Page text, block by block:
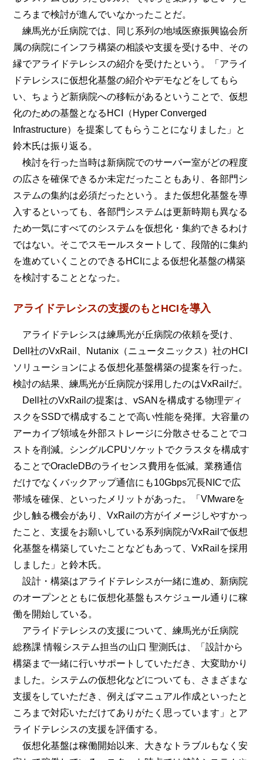
ころまで検討が進んでいなかったことだ。
練馬光が丘病院では、同じ系列の地域医療振興協会所
属の病院にインフラ構築の相談や支援を受ける中、その
縁でアライドテレシスの紹介を受けたという。「アライ
ドテレシスに仮想化基盤の紹介やデモなどをしてもら
い、ちょうど新病院への移転があるということで、仮想
化のための基盤となるHCI（Hyper Converged
Infrastructure）を提案してもらうことになりました」と
鈴木氏は振り返る。
検討を行った当時は新病院でのサーバー室がどの程度
の広さを確保できるか未定だったこともあり、各部門シ
ステムの集約は必須だったという。また仮想化基盤を導
入するといっても、各部門システムは更新時期も異なる
ため一気にすべてのシステムを仮想化・集約できるわけ
ではない。そこでスモールスタートして、段階的に集約
を進めていくことのできるHCIによる仮想化基盤の構築
を検討することとなった。
アライドテレシスの支援のもとHCIを導入
アライドテレシスは練馬光が丘病院の依頼を受け、
Dell社のVxRail、Nutanix（ニュータニックス）社のHCI
ソリューションによる仮想化基盤構築の提案を行った。
検討の結果、練馬光が丘病院が採用したのはVxRailだ。
Dell社のVxRailの提案は、vSANを構成する物理ディ
スクをSSDで構成することで高い性能を発揮。大容量の
アーカイブ領域を外部ストレージに分散させることでコ
ストを削減。シングルCPUソケットでクラスタを構成す
ることでOracleDBのライセンス費用を低減。業務通信
だけでなくバックアップ通信にも10Gbps冗長NICで広
帯域を確保、といったメリットがあった。「VMwareを
少し触る機会があり、VxRailの方がイメージしやすかっ
たこと、支援をお願いしている系列病院がVxRailで仮想
化基盤を構築していたことなどもあって、VxRailを採用
しました」と鈴木氏。
設計・構築はアライドテレシスが一緒に進め、新病院
のオープンとともに仮想化基盤もスケジュール通りに稼
働を開始している。
アライドテレシスの支援について、練馬光が丘病院
総務課 情報システム担当の山口 聖測氏は、「設計から
構築まで一緒に行いサポートしていただき、大変助かり
ました。システムの仮想化などについても、さまざまな
支援をしていただき、例えばマニュアル作成といったと
ころまで対応いただけてありがたく思っています」とア
ライドテレシスの支援を評価する。
仮想化基盤は稼働開始以来、大きなトラブルもなく安